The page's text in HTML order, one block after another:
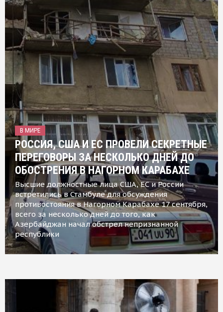
В МИРЕ
РОССИЯ, США И ЕС ПРОВЕЛИ СЕКРЕТНЫЕ
ПЕРЕГОВОРЫ ЗА НЕСКОЛЬКО ДНЕЙ ДО
ОБОСТРЕНИЯ В НАГОРНОМ КАРАБАХЕ
Высшие должностные лица США, ЕС и России
встретились в Стамбуле для обсуждения
противостояния в Нагорном Карабахе 17 сентября,
всего за несколько дней до того, как
Азербайджан начал обстрел непризнанной
республики